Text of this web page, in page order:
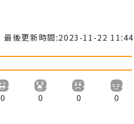
最後更新時間:2023-11-22 11:44
0 0 0 0